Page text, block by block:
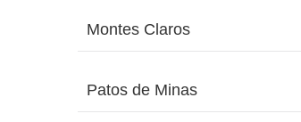
Montes Claros
Patos de Minas